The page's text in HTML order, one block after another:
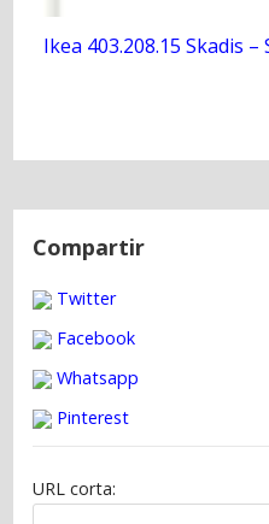
Ikea 403.208.15 Skadis
N
Compartir
Twitter
Facebook
Whatsapp
Pinterest
URL corta: